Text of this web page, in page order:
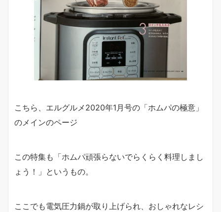
こちら、エルグルメ2020年1月号の「ホムパの極意」
のメインのページ
この特集も「ホムパ頑張らないでらくらく料理しまし
ょう！」というもの。
ここでも電気圧力鍋が取り上げられ、おしゃれなレシ